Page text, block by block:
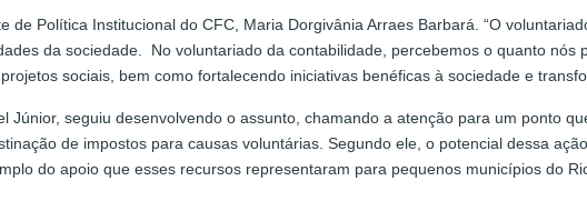
de Política Institucional do CFC, Maria Dorgivânia Arraes Barbará. “O
da sociedade. No voluntariado da contabilidade, percebemos o quanto nós
sociais, bem como fortalecendo iniciativas benéficas à sociedade e
Júnior, seguiu desenvolvendo o assunto, chamando a atenção para um ponto
de impostos para causas voluntárias. Segundo ele, o potencial dessa
do apoio que esses recursos representaram para pequenos municípios do